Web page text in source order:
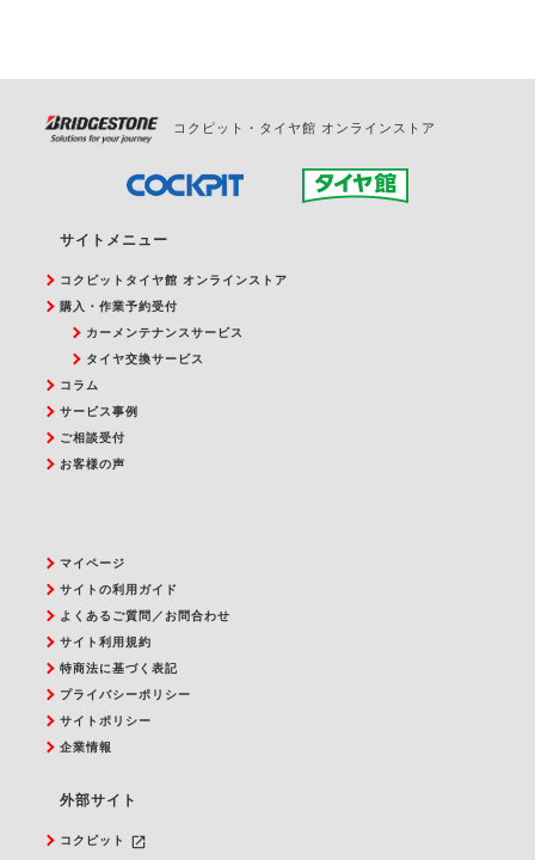
コクピット・タイヤ館 オンラインストア
サイトメニュー
コクピットタイヤ館 オンラインストア
購入・作業予約受付
カーメンテナンスサービス
タイヤ交換サービス
コラム
サービス事例
ご相談受付
お客様の声
マイページ
サイトの利用ガイド
よくあるご質問／お問合わせ
サイト利用規約
特商法に基づく表記
プライバシーポリシー
サイトポリシー
企業情報
外部サイト
コクピット
launch